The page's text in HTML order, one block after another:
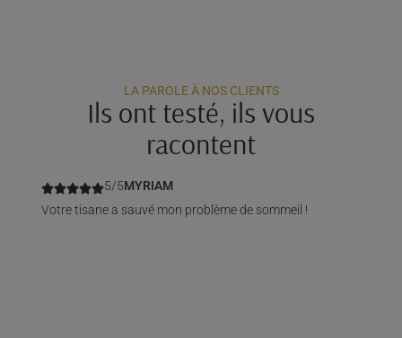
LA PAROLE À NOS CLIENTS
Ils ont testé, ils vous
racontent
5/5MYRIAM
Votre tisane a sauvé mon problème de sommeil !